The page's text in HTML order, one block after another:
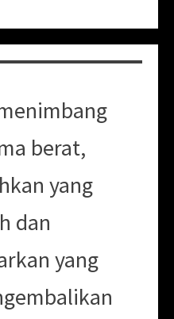
berat,
yang
dan
yang